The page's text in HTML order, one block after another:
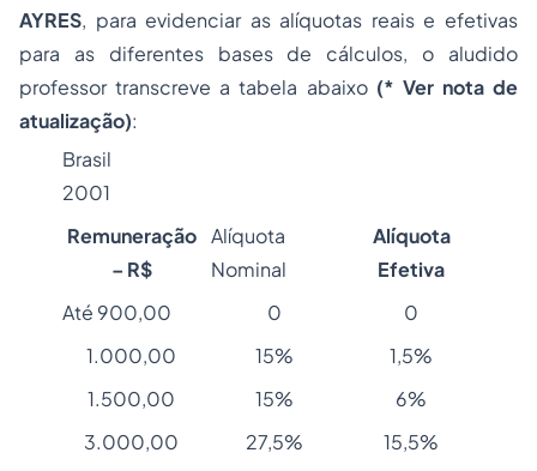
AYRES, para evidenciar as alíquotas reais e efetivas
para as diferentes bases de cálculos, o aludido
professor transcreve a tabela abaixo (* Ver nota de
atualização):
Brasil
2001
Remuneração
– R$
Alíquota
Nominal
Alíquota
Efetiva
Até 900,00
0
0
1.000,00
15%
1,5%
1.500,00
15%
6%
3.000,00
27,5%
15,5%